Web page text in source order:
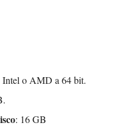
Intel o AMD a 64 bit.
: 16 GB